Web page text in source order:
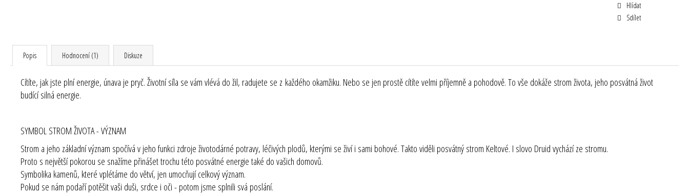
Hlídat
Sdílet
Popis Hodnocení (1) Diskuze
Cítíte, jak jste plní energie, únava je pryč. Životní síla se vám vlévá do žil, radujete se z každého okamžiku. Nebo se jen prostě cítíte velmi příjemně a pohodově. To vše dokáže strom života, jeho posvátná život
budící silná energie.
SYMBOL STROM ŽIVOTA - VÝZNAM
Strom a jeho základní význam spočívá v jeho funkci zdroje životodárné potravy, léčivých plodů, kterými se živí i sami bohové. Takto viděli posvátný strom Keltové. I slovo Druid vychází ze stromu.
Proto s největší pokorou se snažíme přinášet trochu této posvátné energie také do vašich domovů.
Symbolika kamenů, které vplétáme do větví, jen umocňují celkový význam.
Pokud se nám podaří potěšit vaši duši, srdce i oči - potom jsme splnili svá poslání.